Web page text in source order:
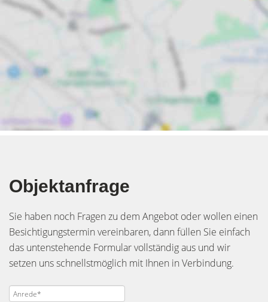
Objektanfrage
Sie haben noch Fragen zu dem Angebot oder wollen einen
Besichtigungstermin vereinbaren, dann füllen Sie einfach
das untenstehende Formular vollständig aus und wir
setzen uns schnellstmöglich mit Ihnen in Verbindung.